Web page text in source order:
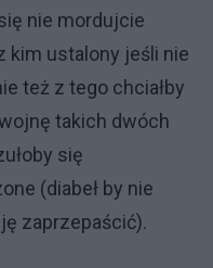
nie mordujcie
kim ustalony jeśli nie
też z tego chciałby
takich dwóch
się
(diabeł by nie
zaprzepaścić).